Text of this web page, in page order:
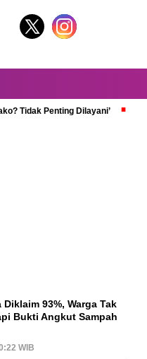
Tidak Penting Dilayani’
Diklaim 93%, Warga Tak
Bukti Angkut Sampah
WIB